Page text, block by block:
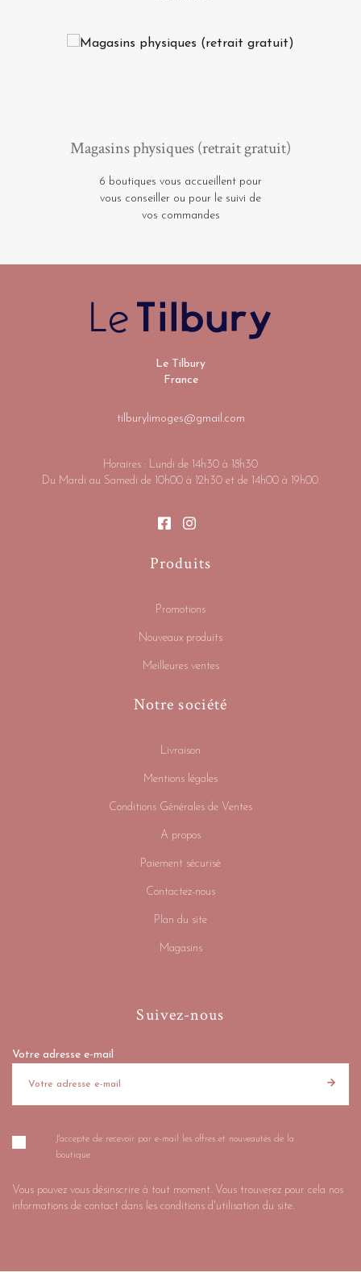
Magasins physiques (retrait gratuit)
6 boutiques vous accueillent pour
vous conseiller ou pour le suivi de
vos commandes
Le Tilbury
France
tilburylimoges@gmail.com
Horaires : Lundi de 14h30 à 18h30
Du Mardi au Samedi de 10h00 à 12h30 et de 14h00 à 19h00.
Produits
Promotions
Nouveaux produits
Meilleures ventes
Notre société
Livraison
Mentions légales
Conditions Générales de Ventes
A propos
Paiement sécurisé
Contactez-nous
Plan du site
Magasins
Suivez-nous
Votre adresse e-mail
J'accepte de recevoir par e-mail les offres et nouveautés de la
boutique
Vous pouvez vous désinscrire à tout moment. Vous trouverez pour cela nos
informations de contact dans les conditions d'utilisation du site.